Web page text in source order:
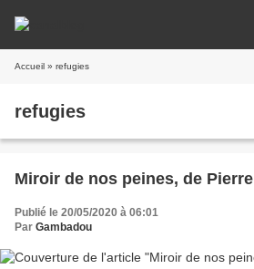
Accueil » refugies
refugies
Miroir de nos peines, de
Publié le 20/05/2020 à 06:01
Par Gambadou